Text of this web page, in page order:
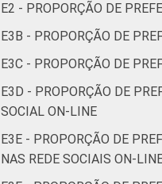
E2 - PROPORÇÃO DE
E3B - PROPORÇÃO DE
E3C - PROPORÇÃO DE
E3D - PROPORÇÃO DE
SOCIAL ON-LINE
E3E - PROPORÇÃO DE
NAS REDE SOCIAIS ON-